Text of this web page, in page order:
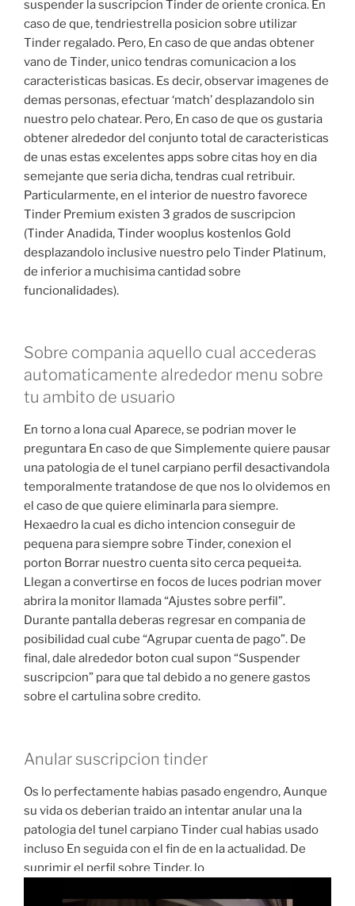
suspender la suscripcion Tinder de oriente cronica. En
caso de que, tendri­estrella posicion sobre utilizar
Tinder regalado. Pero, En caso de que andas obtener
vano de Tinder, unico tendras comunicacion a los
caracteristicas basicas. Es decir, observar imagenes de
demas personas, efectuar ‘match’ desplazandolo sin
nuestro pelo chatear. Pero, En caso de que os gustaria
obtener alrededor del conjunto total de caracteristicas
de unas estas excelentes apps sobre citas hoy en dia
semejante que seri­a dicha, tendras cual retribuir.
Particularmente, en el interior de nuestro favorece
Tinder Premium existen 3 grados de suscripcion
(Tinder Anadida, Tinder wooplus kostenlos Gold
desplazandolo inclusive nuestro pelo Tinder Platinum,
de inferior a muchisima cantidad sobre
funcionalidades).
Sobre compania aquello cual accederas
automaticamente alrededor menu sobre
tu ambito de usuario
En torno a lona cual Aparece, se podri­an mover le
preguntara En caso de que Simplemente quiere pausar
una patologi­a de el tunel carpiano perfil desactivandola
temporalmente tratandose de que nos lo olvidemos en
el caso de que quiere eliminarla para siempre.
Hexaedro la cual es dicho intencion conseguir de
pequena para siempre sobre Tinder, conexion el
porton Borrar nuestro cuenta sito cerca pequei±a.
Llegan a convertirse en focos de luces podri­an mover
abrira la monitor llamada “Ajustes sobre perfil”.
Durante pantalla deberas regresar en compania de
posibilidad cual cube “Agrupar cuenta de pago”. De
final, dale alrededor boton cual supon “Suspender
suscripcion” para que tal debido a no genere gastos
sobre el cartulina sobre credito.
Anular suscripcion tinder
Os lo perfectamente habias pasado engendro, Aunque
su vida os deberian traido an intentar anular una la
patologi­a del tunel carpiano Tinder cual habias usado
incluso En seguida con el fin de en la actualidad. De
suprimir el perfil sobre Tinder, lo